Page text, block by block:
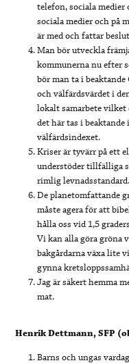
telefon, sociala
sociala medier och på
är med och fattar
Man bör utveckla
kommunerna nu efter
bör man ta i
och välfärdsvärdet i
lokalt samarbete vilket
det här tas i
välfärdsindexet.
Kriser är tyvärr på ett
understöder tillfälliga
rimlig
De planetomfattande
måste agera för att
hålla oss vid 1,5
Vi kan alla göra gröna
bakgårdarna växa lite
gynna
Jag är säkert hemma
mat.
Henrik Dettmann, SFP
Barns och ungas